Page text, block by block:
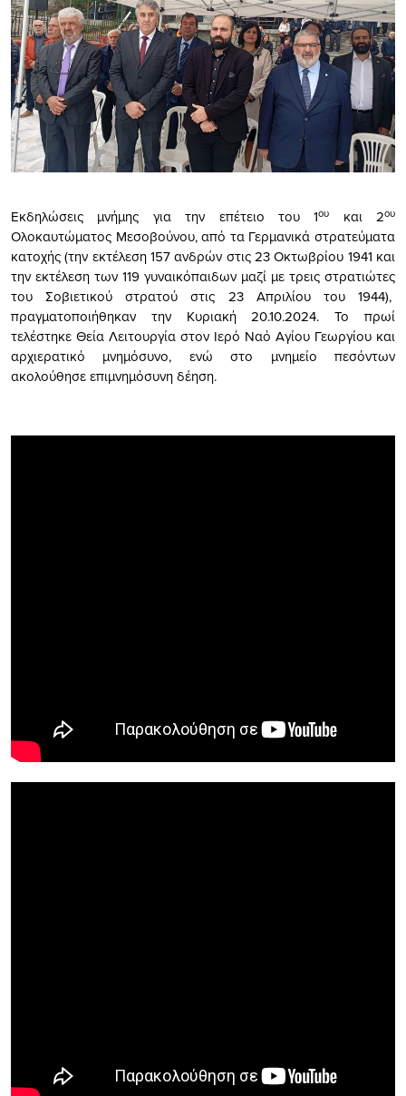
Εκδηλώσεις μνήμης για την επέτειο του 1ου και 2ου
Ολοκαυτώματος Μεσοβούνου, από τα Γερμανικά στρατεύματα
κατοχής (την εκτέλεση 157 ανδρών στις 23 Οκτωβρίου 1941 και
την εκτέλεση των 119 γυναικόπαιδων μαζί με τρεις στρατιώτες
του Σοβιετικού στρατού στις 23 Απριλίου του 1944),
πραγματοποιήθηκαν την Κυριακή 20.10.2024. Το πρωί
τελέστηκε Θεία Λειτουργία στον Ιερό Ναό Αγίου Γεωργίου και
αρχιερατικό μνημόσυνο, ενώ στο μνημείο πεσόντων
ακολούθησε επιμνημόσυνη δέηση.